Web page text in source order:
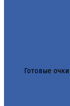
Готовые очки